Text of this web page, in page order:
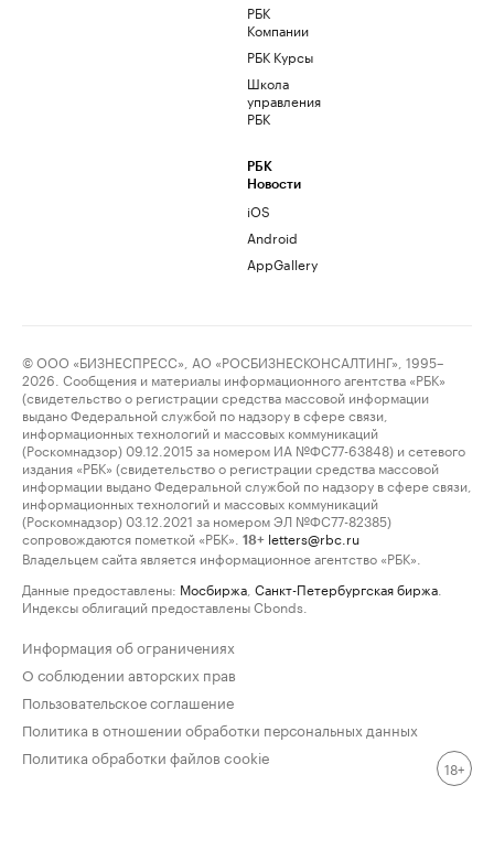
РБК
Компании
РБК Курсы
Школа
управления
РБК
РБК
Новости
iOS
Android
AppGallery
© ООО «БИЗНЕСПРЕСС», АО «РОСБИЗНЕСКОНСАЛТИНГ», 1995–
2026. Сообщения и материалы информационного агентства «РБК»
(свидетельство о регистрации средства массовой информации
выдано Федеральной службой по надзору в сфере связи,
информационных технологий и массовых коммуникаций
(Роскомнадзор) 09.12.2015 за номером ИА №ФС77-63848) и сетевого
издания «РБК» (свидетельство о регистрации средства массовой
информации выдано Федеральной службой по надзору в сфере связи,
информационных технологий и массовых коммуникаций
(Роскомнадзор) 03.12.2021 за номером ЭЛ №ФС77-82385)
сопровождаются пометкой «РБК».
18+ letters@rbc.ru
Владельцем сайта является информационное агентство «РБК».
Данные предоставлены: Мосбиржа Санкт-Петербургская биржа
Индексы облигаций предоставлены Cbonds.
Информация об ограничениях
О соблюдении авторских прав
Пользовательское соглашение
Политика в отношении обработки персональных данных
Политика обработки файлов cookie
18+